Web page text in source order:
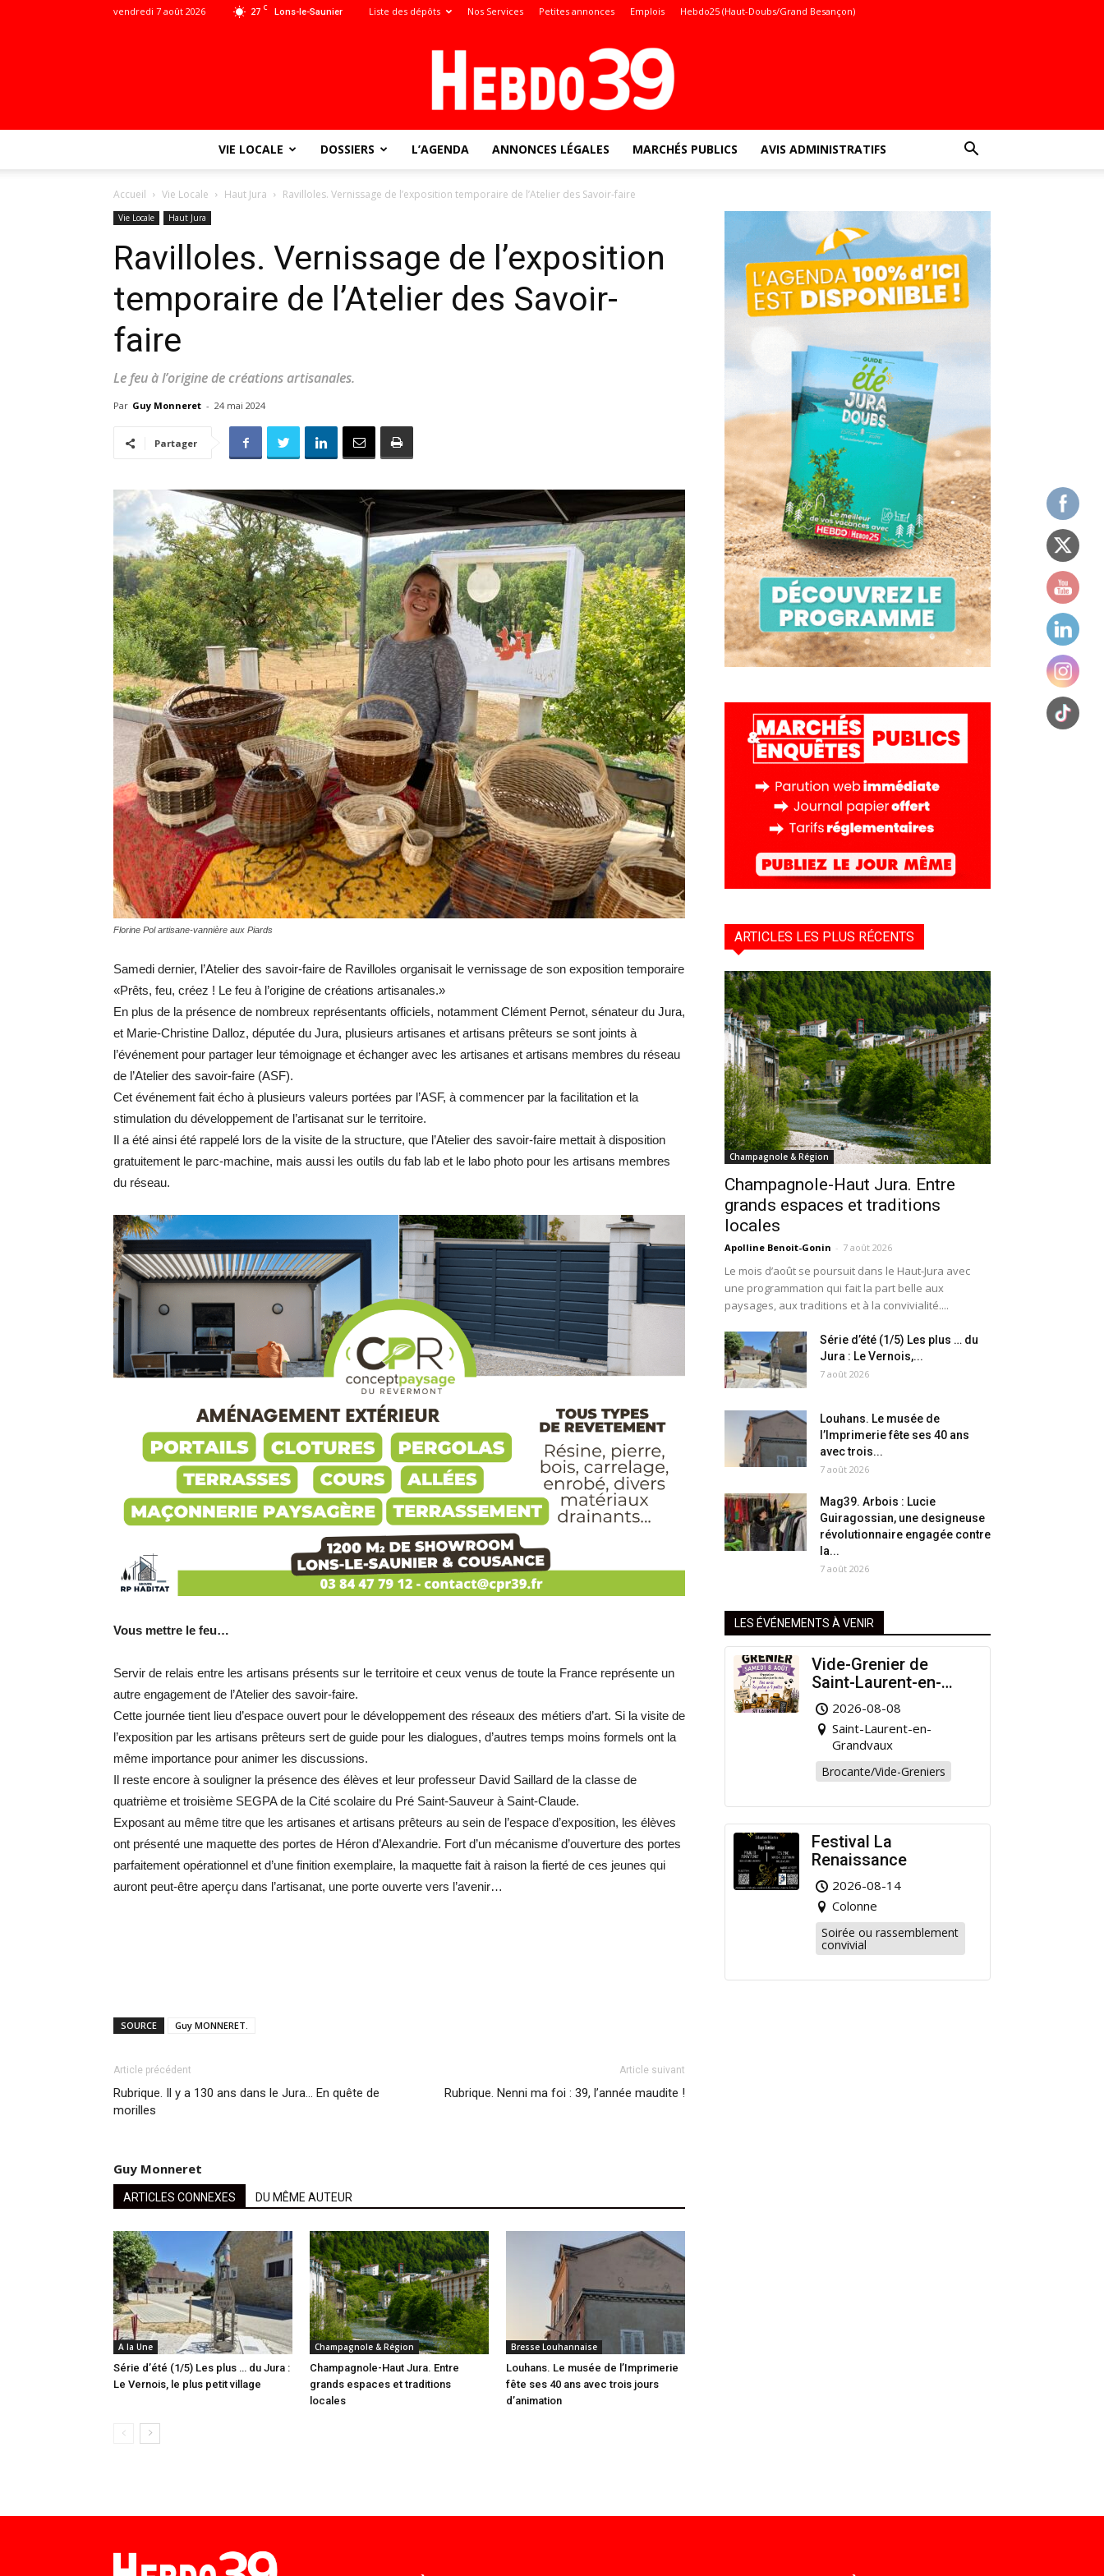
27 C Lons-le-Saunier
vendredi 7 août 2026 Liste des dépôts Nos Services Petites annonces Emplois Hebdo25 (Haut-Doubs/Grand Besançon)
l'info
locale
–
Hebdo39
VIE LOCALE DOSSIERS L’AGENDA ANNONCES LÉGALES MARCHÉS PUBLICS AVIS ADMINISTRATIFS
Accueil Vie Locale Haut Jura Ravilloles. Vernissage de l’exposition temporaire de l’Atelier des Savoir-faire
Vie Locale Haut Jura
Ravilloles. Vernissage de l’exposition
temporaire de l’Atelier des Savoir-
faire
Le feu à l’origine de créations artisanales.
Par Guy Monneret - 24 mai 2024
Partager
Florine Pol artisane-vannière aux Piards
Samedi dernier, l’Atelier des savoir-faire de Ravilloles organisait le vernissage de son exposition temporaire
«Prêts, feu, créez ! Le feu à l’origine de créations artisanales.»
En plus de la présence de nombreux représentants officiels, notamment Clément Pernot, sénateur du Jura,
et Marie-Christine Dalloz, députée du Jura, plusieurs artisanes et artisans prêteurs se sont joints à
l’événement pour partager leur témoignage et échanger avec les artisanes et artisans membres du réseau
de l’Atelier des savoir-faire (ASF).
Cet événement fait écho à plusieurs valeurs portées par l’ASF, à commencer par la facilitation et la
stimulation du développement de l’artisanat sur le territoire.
Il a été ainsi été rappelé lors de la visite de la structure, que l’Atelier des savoir-faire mettait à disposition
gratuitement le parc-machine, mais aussi les outils du fab lab et le labo photo pour les artisans membres
du réseau.
Vous mettre le feu…
Servir de relais entre les artisans présents sur le territoire et ceux venus de toute la France représente un
autre engagement de l’Atelier des savoir-faire.
Cette journée tient lieu d’espace ouvert pour le développement des réseaux des métiers d’art. Si la visite de
l’exposition par les artisans prêteurs sert de guide pour les dialogues, d’autres temps moins formels ont la
même importance pour animer les discussions.
Il reste encore à souligner la présence des élèves et leur professeur David Saillard de la classe de
quatrième et troisième SEGPA de la Cité scolaire du Pré Saint-Sauveur à Saint-Claude.
Exposant au même titre que les artisanes et artisans prêteurs au sein de l’espace d’exposition, les élèves
ont présenté une maquette des portes de Héron d’Alexandrie. Fort d’un mécanisme d’ouverture des portes
parfaitement opérationnel et d’une finition exemplaire, la maquette fait à raison la fierté de ces jeunes qui
auront peut-être aperçu dans l’artisanat, une porte ouverte vers l’avenir…
SOURCE Guy MONNERET.
Article précédent
Rubrique. Il y a 130 ans dans le Jura… En quête de
morilles
Article suivant
Rubrique. Nenni ma foi : 39, l’année maudite !
Guy Monneret
ARTICLES CONNEXES DU MÊME AUTEUR
A la Une
Série d’été (1/5) Les plus … du Jura :
Le Vernois, le plus petit village
Champagnole & Région
Champagnole-Haut Jura. Entre
grands espaces et traditions
locales
Bresse Louhannaise
Louhans. Le musée de l’Imprimerie
fête ses 40 ans avec trois jours
d’animation
ARTICLES LES PLUS RÉCENTS
Champagnole & Région
Champagnole-Haut Jura. Entre
grands espaces et traditions
locales
Apolline Benoit-Gonin - 7 août 2026
Le mois d’août se poursuit dans le Haut-Jura avec
une programmation qui fait la part belle aux
paysages, aux traditions et à la convivialité....
Série d’été (1/5) Les plus … du
Jura : Le Vernois,...
7 août 2026
Louhans. Le musée de
l’Imprimerie fête ses 40 ans
avec trois...
7 août 2026
Mag39. Arbois : Lucie
Guiragossian, une designeuse
révolutionnaire engagée contre
la...
7 août 2026
LES ÉVÉNEMENTS À VENIR
Vide-Grenier de
Saint-Laurent-en-
Grandvaux : Venez
chiner pour la bonne
cause !
2026-08-08
Saint-Laurent-en-
Grandvaux
Brocante/Vide-Greniers
Festival La
Renaissance
2026-08-14
Colonne
Soirée ou rassemblement
convivial